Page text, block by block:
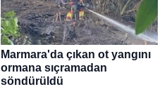
Marmara'da çıkan ot yangını
ormana sıçramadan
söndürüldü